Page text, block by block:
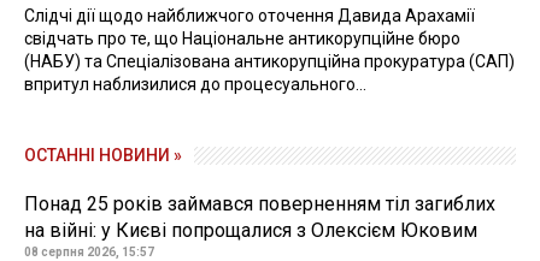
Слідчі дії щодо найближчого оточення Давида Арахамії
свідчать про те, що Національне антикорупційне бюро
(НАБУ) та Спеціалізована антикорупційна прокуратура (САП)
впритул наблизилися до процесуального...
ОСТАННІ НОВИНИ »
Понад 25 років займався поверненням тіл загиблих
на війні: у Києві попрощалися з Олексієм Юковим
08 серпня 2026, 15:57